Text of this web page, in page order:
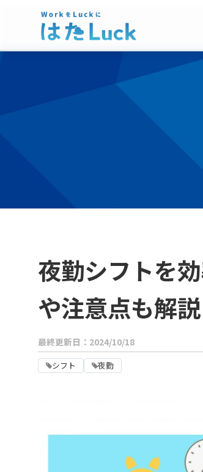
夜勤シフトを
や注意点も解説
最終更新日：2024/10/18
シフト 夜勤